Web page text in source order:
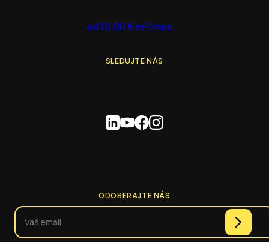
od 10,00 € m²/mes.
SLEDUJTE NÁS
ODOBERAJTE NÁS